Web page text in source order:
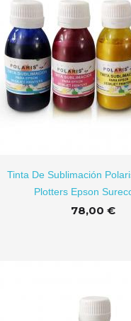
Tinta De Sublimación
Plotters Epson
78,00 €